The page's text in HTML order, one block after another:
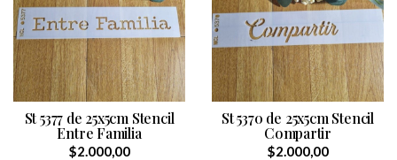
St 5377 de 25x5cm Stencil
Entre Familia
$2.000,00
St 5370 de 25x5cm Stencil
Compartir
$2.000,00